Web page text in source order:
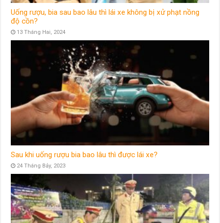
Uống rượu, bia sau bao lâu thì lái xe không bị xử phạt nồng
độ cồn?
13 Tháng Hai, 2024
Sau khi uống rượu bia bao lâu thì được lái xe?
24 Tháng Bảy, 2023